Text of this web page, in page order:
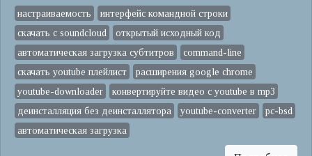
настраиваемость
интерфейс командной строки
скачать с soundcloud
открытый исходный код
автоматическая загрузка субтитров
command-line
скачать youtube плейлист
расширения google chrome
youtube-downloader
конвертируйте видео с youtube в mp3
деинсталляция без деинсталлятора
youtube-converter
pc-bsd
автоматическая загрузка